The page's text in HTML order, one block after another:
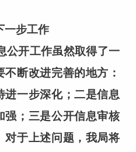
一步工作
公开工作虽然取得了一
断改进完善的地方：
一步深化； 二是信息
； 三是公开信息审核
对于上述问题，我局将